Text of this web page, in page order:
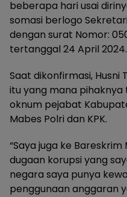
beberapa hari usai
somasi berlogo
dengan surat Nomor:
tertanggal 24 April 2024.
Saat dikonfirmasi,
itu yang mana
oknum pejabat
Mabes Polri dan KPK.
“Saya juga ke
dugaan korupsi yang
negara saya punya
penggunaan anggaran